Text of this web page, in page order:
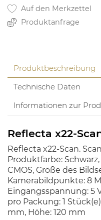
Auf den Merkzettel
Produktanfrage
Produktbeschreibung
Technische Daten
Informationen zur
Reflecta x22-
Reflecta x22-Scan.
Produktfarbe: Schwarz,
CMOS, Größe des
Kamerabildpunkte: 8
Eingangsspannung: 5
pro Packung: 1
mm, Höhe: 120 mm